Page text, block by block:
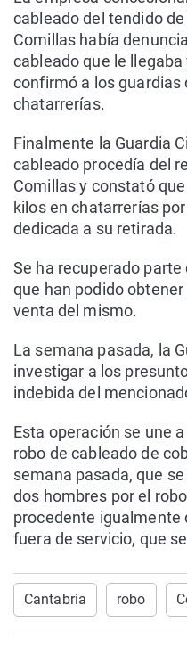
cableado del tendido
Comillas había
cableado que le
confirmó a los guardias
chatarrerías.
Finalmente la Guardia
cableado procedía del
Comillas y constató
kilos en chatarrerías
dedicada a su retirada.
Se ha recuperado
que han podido
venta del mismo.
La semana pasada, la
investigar a los
indebida del
Esta operación se une
robo de cableado de
semana pasada, que
dos hombres por el
procedente igualmente
fuera de servicio, que
Cantabria robo